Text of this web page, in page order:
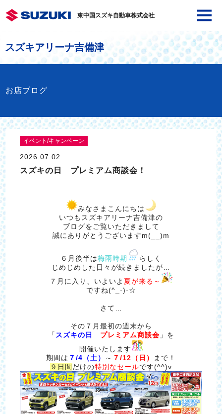
東中国スズキ自動車株式会社
スズキアリーナ吉備津
お店ブログ
イベント/キャンペーン
2026.07.02
スズキの日 プレミアム商談会！
みなさまこんにちは
いつもスズキアリーナ吉備津の
ブログをご覧いただきまして
誠にありがとうございますm(__)m
６月後半は梅雨時期
らしく
じめじめした日々が続きましたが…
７月に入り、いよいよ 夏が来る～
ですね(^_-)-☆
さて…
その７月最初の週末から
「 スズキの日 プレミアム商談会 」を
開催いたします
期間は ７/4（土） ～ ７/12（日）
まで！
９日間 だけの特別なセールです(^^)v